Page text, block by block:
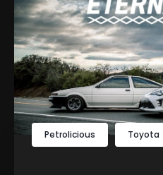
Petrolicious Toyota